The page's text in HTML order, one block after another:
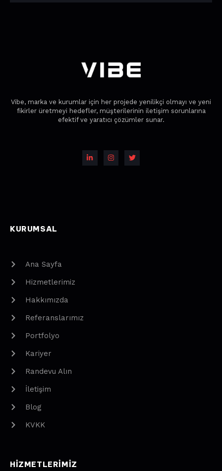
Vibe, marka ve kurumlar için her projede yenilikçi olmayı ve yeni
fikirler üretmeyi hedefler, müşterilerinin iletişim sorunlarına
efektif ve yaratıcı çözümler sunar.
KURUMSAL
Ana Sayfa
Hizmetlerimiz
Hakkımızda
Referanslarımız
Portfolyo
Kariyer
Randevu Alın
İletişim
Blog
KVKK
HIZMETLERIMIZ